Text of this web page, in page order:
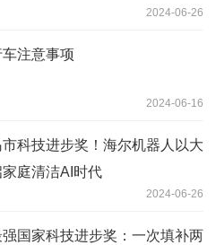
2024-06-26
车注意事项
2024-06-16
科技进步奖！海尔机器人以大
庭清洁AI时代
2024-06-26
国家科技进步奖：一次填补两